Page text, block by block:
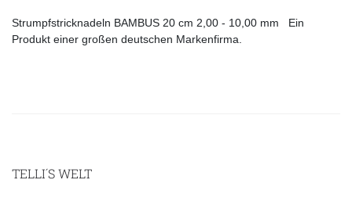
Strumpfstricknadeln BAMBUS 20 cm 2,00 - 10,00 mm Ein
Produkt einer großen deutschen Markenfirma.
TELLI´S WELT